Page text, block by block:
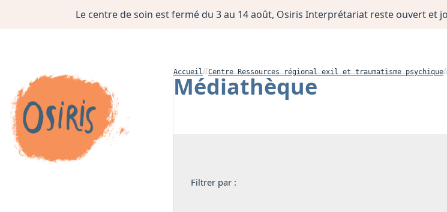
Le centre de soin est fermé du 3 au 14 août, Osiris Interprétariat reste ouvert et
Accueil Centre Ressources régional exil et traumatisme psychique
Médiathèque
Filtrer par :